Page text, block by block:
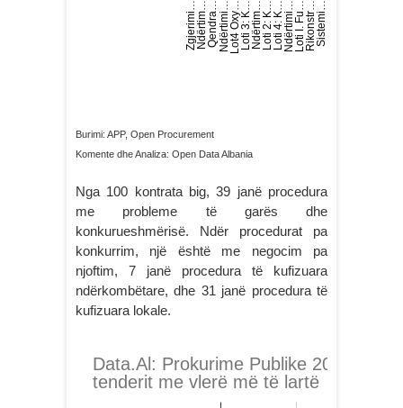
Burimi: APP, Open Procurement
Komente dhe Analiza: Open Data Albania
Nga 100 kontrata big, 39 janë procedura
me probleme të garës dhe
konkurueshmërisë. Ndër procedurat pa
konkurrim, një është me negocim pa
njoftim, 7 janë procedura të kufizuara
ndërkombëtare, dhe 31 janë procedura të
kufizuara lokale.